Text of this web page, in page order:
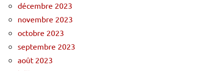
décembre 2023
novembre 2023
octobre 2023
septembre 2023
août 2023